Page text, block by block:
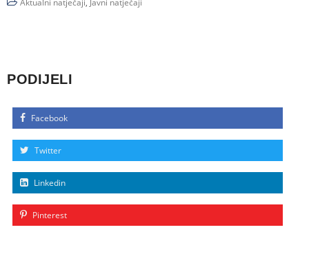
PODIJELI
Facebook
Twitter
Linkedin
Pinterest